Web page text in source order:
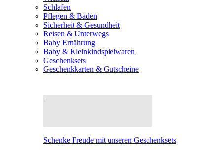
Schlafen
Pflegen & Baden
Sicherheit & Gesundheit
Reisen & Unterwegs
Baby Ernährung
Baby & Kleinkindspielwaren
Geschenksets
Geschenkkarten & Gutscheine
Schenke Freude mit unseren Geschenksets